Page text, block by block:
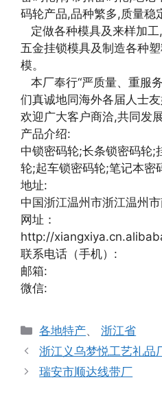
码轮产品,品种繁多,质量稳
定做各种模具及来样加
五金挂锁模具及制造各种
模。
本厂奉行“严质量、重服
们真诚地同海外各届人士
欢迎广大客户商洽,共同发
产品介绍:
中锁密码轮;长条锁密码轮;
轮;起车锁密码轮;笔记本密
地址:
中国浙江温州市浙江温州
网址：
http://
联系电话（手机）:
邮箱:
微信:
分
类
各地特产、浙江省
浙江义乌梦悦工艺礼品
瑞安市顺达线带厂